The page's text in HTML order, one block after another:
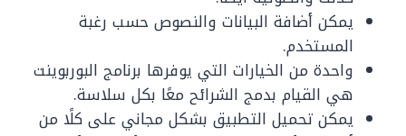
يمكن أضافة البيانات والنصوص حسب رغبة
المستخدم.
واحدة من الخيارات التي يوفرها برنامج البوربوينت
هي القيام بدمج الشرائح معًا بكل سلاسة.
يمكن تحميل التطبيق بشكل مجاني على كلًا من